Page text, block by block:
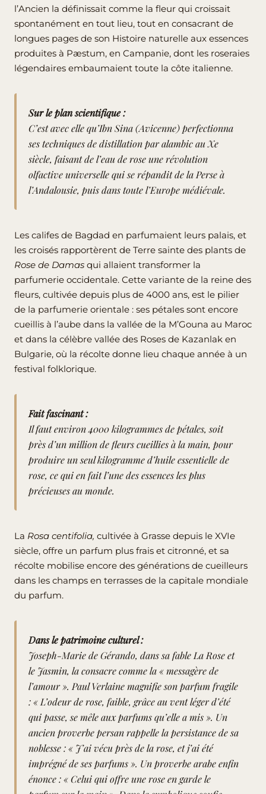
l’Ancien la définissait comme la fleur qui croissait
spontanément en tout lieu, tout en consacrant de
longues pages de son Histoire naturelle aux essences
produites à Pæstum, en Campanie, dont les roseraies
légendaires embaumaient toute la côte italienne.
Sur le plan scientifique :
C’est avec elle qu’Ibn Sina(Avicenne) perfectionna
ses techniques de distillation par alambic au Xe
siècle, faisant de l’eau de rose une révolution
olfactive universelle qui se répandit de la Perse à
l’Andalousie, puis dans toute l’Europe médiévale.
Les califes de Bagdad en parfumaient leurs palais, et
les croisés rapportèrent de Terre sainte des plants de
Rose de Damas qui allaient transformer la
parfumerie occidentale. Cette variante de la reine des
fleurs, cultivée depuis plus de 4000 ans, est le pilier
de la parfumerie orientale : ses pétales sont encore
cueillis à l’aube dans la vallée de la M’Gouna au Maroc
et dans la célèbre vallée des Roses de Kazanlak en
Bulgarie, où la récolte donne lieu chaque année à un
festival folklorique.
Fait fascinant :
Il faut environ 4000 kilogrammes de pétales, soit
près d’un million de fleurs cueillies à la main, pour
produire un seul kilogramme d’huile essentielle de
rose, ce qui en fait l’une des essences les plus
précieuses au monde.
La Rosa centifolia, cultivée à Grasse depuis le XVIe
siècle, offre un parfum plus frais et citronné, et sa
récolte mobilise encore des générations de cueilleurs
dans les champs en terrasses de la capitale mondiale
du parfum.
Dans le patrimoine culturel :
Joseph-Marie de Gérando, dans sa fable La Rose et
le Jasmin, la consacre comme la « messagère de
l’amour ». Paul Verlaine magnifie son parfum fragile
: « L’odeur de rose, faible, grâce au vent léger d’été
qui passe, se mêle aux parfums qu’elle a mis ». Un
ancien proverbe persan rappelle la persistance de sa
noblesse : « J’ai vécu près de la rose, et j’ai été
imprégné de ses parfums ». Un proverbe arabe enfin
énonce : « Celui qui offre une rose en garde le